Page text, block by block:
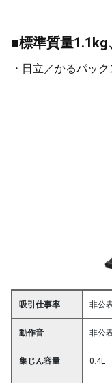
■標準質量1.1kg
・日立／かるパッ
吸引仕事率 非公
動作音 非公
集じん容量 0.4L